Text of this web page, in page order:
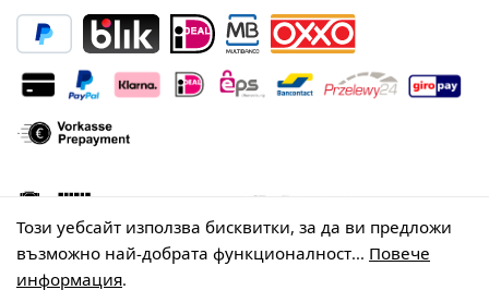
Този уебсайт използва бисквитки, за да ви предложи
възможно най-добрата функционалност... Повече
информация.